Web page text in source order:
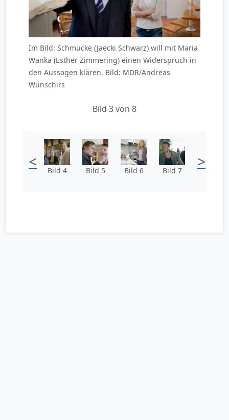
Im Bild: Schmücke (Jaecki Schwarz) will mit Maria
Wanka (Esther Zimmering) einen Widerspruch in
den Aussagen klären. Bild: MDR/Andreas
Wünschirs
Bild 3 von 8
< Bild 4 Bild 5 Bild 6 Bild 7 >